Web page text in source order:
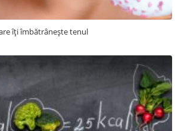
îți îmbătrânește tenul